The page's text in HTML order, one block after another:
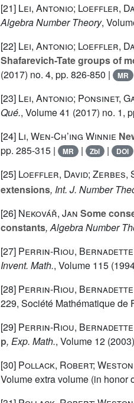
[21] Lei, Antonio; Loeffler,
Algebra Number Theory,
[22] Lei, Antonio; Loeffler,
Shafarevich-Tate groups of
(2017) no. 4, pp. 826-850 |
MR
[23] Lei, Antonio; Ponsinet,
Qué., Volume 41 (2017) no. 1,
[24] Li, Wen-Ch’ing Winnie
pp. 285-315 |
MR | Zbl | DOI
[25] Loeffler, David; Zerbes,
extensions, Int. J. Number
[26] Nekovář, Jan Some
constants, Algebra Number
[27] Perrin-Riou, Bernadette
Invent. Math., Volume 115
[28] Perrin-Riou, Bernadette
229, Société Mathématique de
[29] Perrin-Riou, Bernadette
p, Exp. Math., Volume 12
[30] Pollack, Robert;
Volume extra volume (in honor